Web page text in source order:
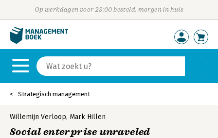
Op werkdagen voor 23:00 besteld, morgen in huis
Strategisch management
Willemijn Verloop, Mark Hillen
Social enterprise unraveled